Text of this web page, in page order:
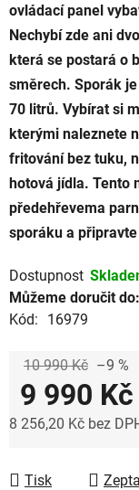
ovládací panel
Nechybí zde ani
která se postará o
směrech. Sporák
70 litrů. Vybírat si
kterými naleznete
fritování bez tuku,
hotová jídla. Tento
předehřevema
sporáku a
Dostupnost
Můžeme doručit do:
Kód:
16979
10 990 Kč –9 %
9 990 Kč
8 256,20 Kč bez
Tisk